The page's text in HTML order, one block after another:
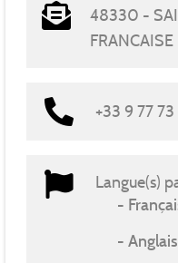
48330 -
FRANCAISE
+33 9 77
Langue(s)
Anglais